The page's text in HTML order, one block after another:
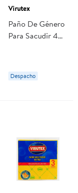
Virutex
Paño De Género
Para Sacudir 405
Despacho